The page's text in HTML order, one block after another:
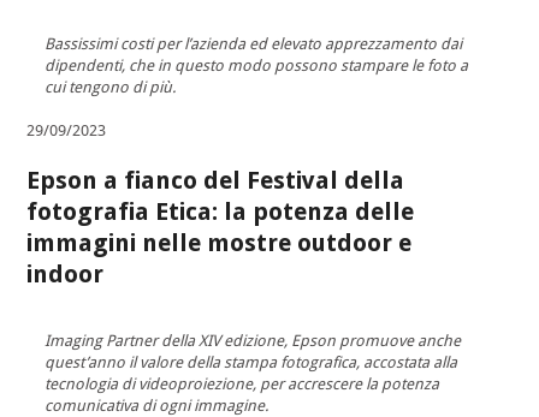
Bassissimi costi per l’azienda ed elevato apprezzamento dai
dipendenti, che in questo modo possono stampare le foto a
cui tengono di più.
29/09/2023
Epson a fianco del Festival della
fotografia Etica: la potenza delle
immagini nelle mostre outdoor e
indoor
Imaging Partner della XIV edizione, Epson promuove anche
quest’anno il valore della stampa fotografica, accostata alla
tecnologia di videoproiezione, per accrescere la potenza
comunicativa di ogni immagine.